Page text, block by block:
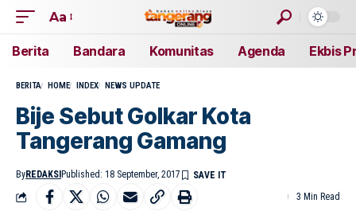
Aa
Berita Bandara Komunitas Agenda Ekbis
BERITA HOME INDEX NEWS UPDATE
Bije Sebut Golkar Kota
Tangerang Gamang
ByREDAKSI Published: 18 September, 2017
3 Min Read